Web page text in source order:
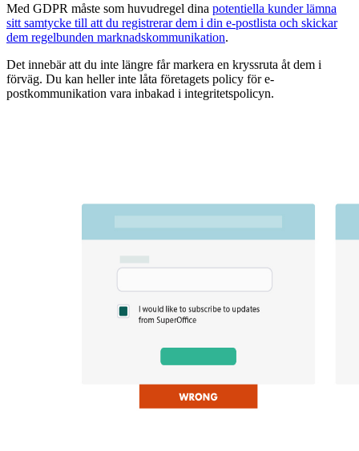
Med GDPR måste som huvudregel dina potentiella kunder lämna
sitt samtycke till att du registrerar dem i din e-postlista och skickar
dem regelbunden marknadskommunikation.
Det innebär att du inte längre får markera en kryssruta åt dem i
förväg. Du kan heller inte låta företagets policy för e-
postkommunikation vara inbakad i integritetspolicyn.